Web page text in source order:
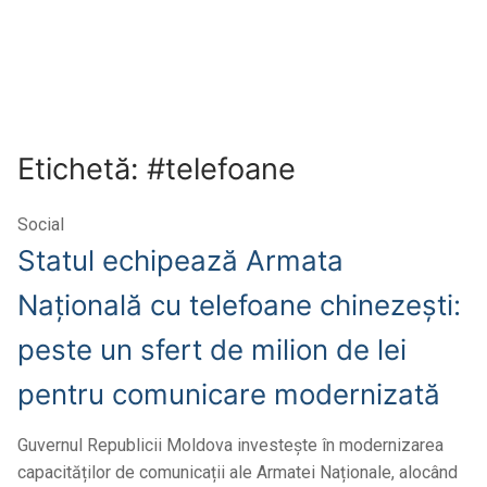
Etichetă: #telefoane
Social
Statul echipează Armata
Națională cu telefoane chinezești:
peste un sfert de milion de lei
pentru comunicare modernizată
Guvernul Republicii Moldova investește în modernizarea
capacităților de comunicații ale Armatei Naționale, alocând